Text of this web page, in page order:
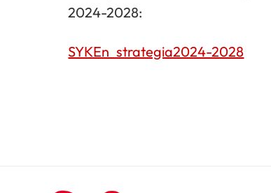
2024-2028:
SYKEn_strategia2024-2028